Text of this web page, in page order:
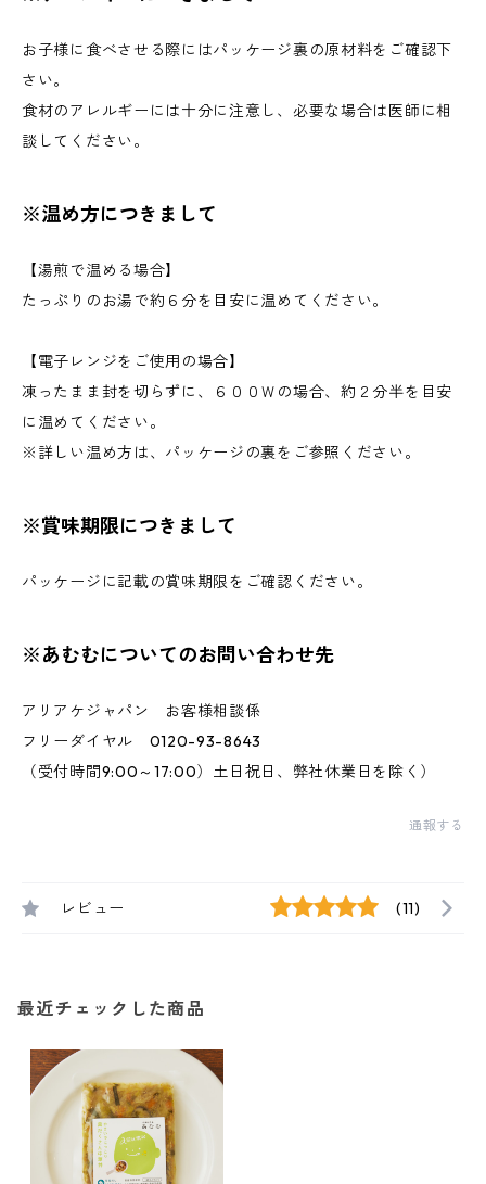
お子様に食べさせる際にはパッケージ裏の原材料をご確認下
さい。
食材のアレルギーには十分に注意し、必要な場合は医師に相
談してください。
※温め方につきまして
【湯煎で温める場合】
たっぷりのお湯で約６分を目安に温めてください。
【電子レンジをご使用の場合】
凍ったまま封を切らずに、６００Ｗの場合、約２分半を目安
に温めてください。
※詳しい温め方は、パッケージの裏をご参照ください。
※賞味期限につきまして
パッケージに記載の賞味期限をご確認ください。
※あむむについてのお問い合わせ先
アリアケジャパン お客様相談係
フリーダイヤル 0120-93-8643
（受付時間9:00～17:00）土日祝日、弊社休業日を除く）
通報する
レビュー (11)
最近チェックした商品